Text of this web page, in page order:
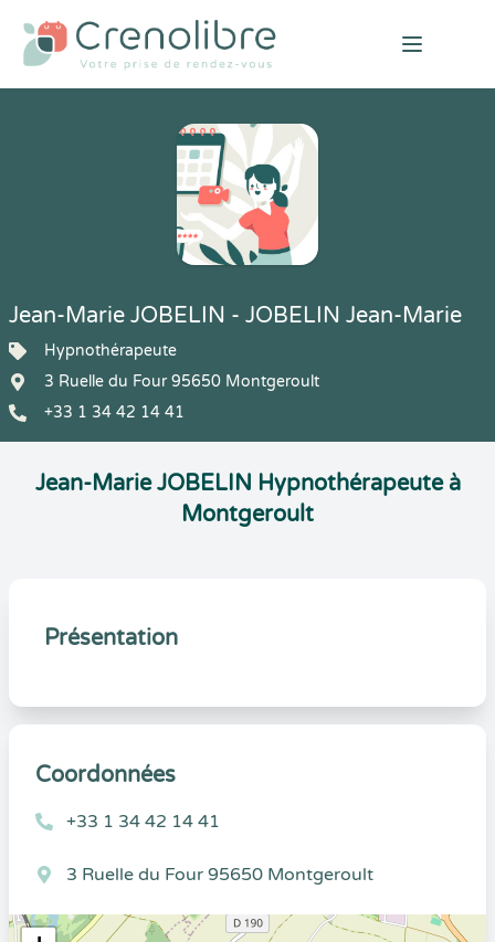
Open
Jean-Marie JOBELIN - JOBELIN Jean-Marie
Hypnothérapeute
3 Ruelle du Four 95650 Montgeroult
+33 1 34 42 14 41
Jean-Marie JOBELIN Hypnothérapeute à
Montgeroult
Présentation
Coordonnées
+33 1 34 42 14 41
3 Ruelle du Four 95650 Montgeroult